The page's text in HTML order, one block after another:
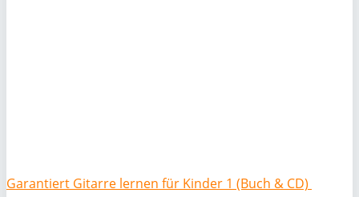
Garantiert Gitarre lernen für Kinder 1 (Buch & CD)